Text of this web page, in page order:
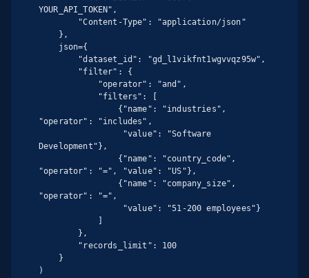
YOUR_API_TOKEN",
"operator": "includes",
Development"},
"operator": "=", "value": "US"},
"operator": "=",
)